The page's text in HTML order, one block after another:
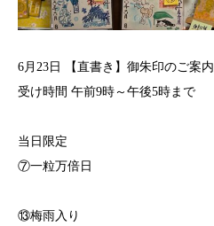
6月23日 【直書き】御朱印のご案内
受け時間 午前9時～午後5時まで⁡⁡⁡
当日限定
⑦一粒万倍日
⑬梅雨入り